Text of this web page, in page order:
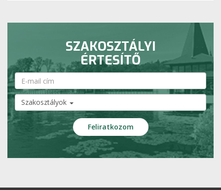
SZAKOSZTÁLYI
ÉRTESÍTŐ
Szakosztályok